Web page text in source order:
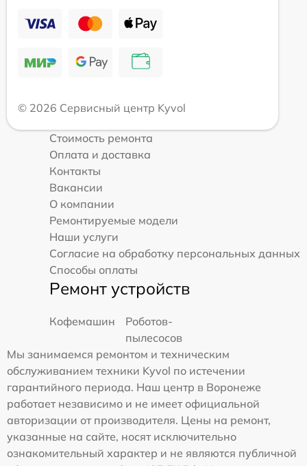
© 2026 Сервисный центр Kyvol
Стоимость ремонта
Оплата и доставка
Контакты
Вакансии
О компании
Ремонтируемые модели
Наши услуги
Согласие на обработку персональных данных
Способы оплаты
Ремонт устройств
Кофемашин
Роботов-
пылесосов
Мы занимаемся ремонтом и техническим
обслуживанием техники Kyvol по истечении
гарантийного периода. Наш центр в Воронеже
работает независимо и не имеет официальной
авторизации от производителя. Цены на ремонт,
указанные на сайте, носят исключительно
ознакомительный характер и не являются публичной